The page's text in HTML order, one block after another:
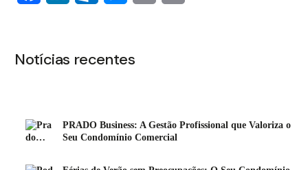
Notícias recentes
PRADO Business: A Gestão Profissional que Valoriza o
Seu Condomínio Comercial